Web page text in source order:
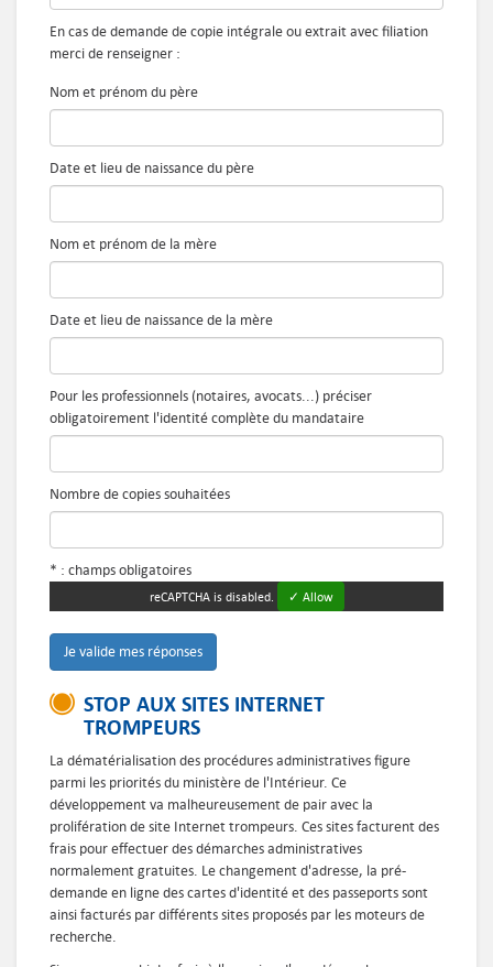
En cas de demande de copie intégrale ou extrait avec filiation
merci de renseigner :
Nom et prénom du père
Date et lieu de naissance du père
Nom et prénom de la mère
Date et lieu de naissance de la mère
Pour les professionnels (notaires, avocats...) préciser
obligatoirement l'identité complète du mandataire
Nombre de copies souhaitées
* : champs obligatoires
reCAPTCHA is disabled. ✓ Allow
STOP AUX SITES INTERNET
TROMPEURS
La dématérialisation des procédures administratives figure
parmi les priorités du ministère de l'Intérieur. Ce
développement va malheureusement de pair avec la
prolifération de site Internet trompeurs. Ces sites facturent des
frais pour effectuer des démarches administratives
normalement gratuites. Le changement d'adresse, la pré-
demande en ligne des cartes d'identité et des passeports sont
ainsi facturés par différents sites proposés par les moteurs de
recherche.